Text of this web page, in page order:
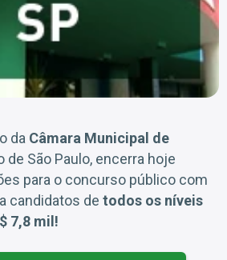
da Câmara Municipal de
de São Paulo, encerra hoje
para o concurso público com
candidatos de todos os níveis
7,8 mil!